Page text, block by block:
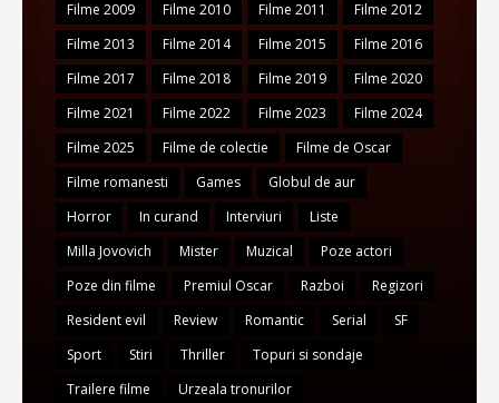
Filme 2009
Filme 2010 Filme 2011
Filme 2012
Filme 2013
Filme 2014 Filme 2015
Filme 2016
Filme 2017
Filme 2018 Filme 2019
Filme 2020
Filme 2021
Filme 2022 Filme 2023
Filme 2024
Filme 2025
Filme de colectie
Filme de Oscar
Filme romanesti
Games
Globul de aur
Horror
In curand Interviuri
Liste
Milla Jovovich
Mister Muzical
Poze actori
Poze din filme
Premiul Oscar Razboi
Regizori
Resident evil
Review Romantic Serial
SF
Sport
Stiri Thriller
Topuri si sondaje
Trailere filme
Urzeala tronurilor